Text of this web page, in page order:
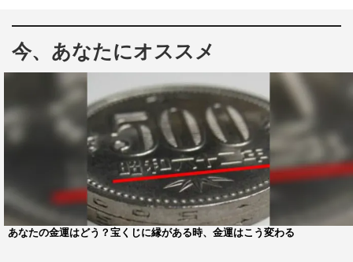
CM内にも登場する「レモスパっといきましょう！」とい
う言葉は、「サントリー天然水 スパークリングレモン」
を飲むと、一瞬で気分を「スパっ」と晴れやかに切り替え
今、あなたにオススメ
あなたの金運はどう？宝くじに縁がある時、金運はこう変わる